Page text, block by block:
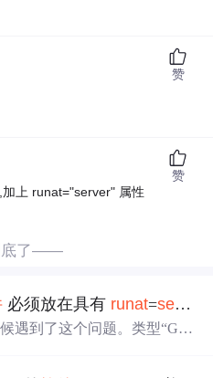
赞
上 runat="server" 属性
赞
了——
必须放在具有 runat=server
遇到了这个问题。类型“Grid